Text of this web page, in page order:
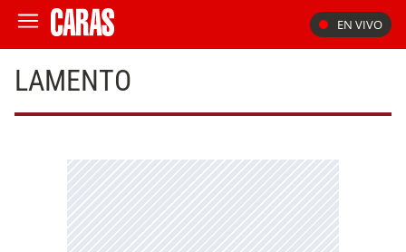
EN VIVO
LAMENTO